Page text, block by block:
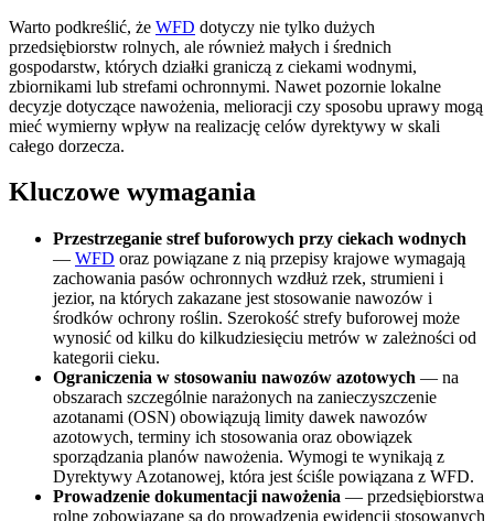
Warto podkreślić, że WFD dotyczy nie tylko dużych
przedsiębiorstw rolnych, ale również małych i średnich
gospodarstw, których działki graniczą z ciekami wodnymi,
zbiornikami lub strefami ochronnymi. Nawet pozornie lokalne
decyzje dotyczące nawożenia, melioracji czy sposobu uprawy mogą
mieć wymierny wpływ na realizację celów dyrektywy w skali
całego dorzecza.
Kluczowe wymagania
Przestrzeganie stref buforowych przy ciekach wodnych
— WFD oraz powiązane z nią przepisy krajowe wymagają
zachowania pasów ochronnych wzdłuż rzek, strumieni i
jezior, na których zakazane jest stosowanie nawozów i
środków ochrony roślin. Szerokość strefy buforowej może
wynosić od kilku do kilkudziesięciu metrów w zależności od
kategorii cieku.
Ograniczenia w stosowaniu nawozów azotowych — na
obszarach szczególnie narażonych na zanieczyszczenie
azotanami (OSN) obowiązują limity dawek nawozów
azotowych, terminy ich stosowania oraz obowiązek
sporządzania planów nawożenia. Wymogi te wynikają z
Dyrektywy Azotanowej, która jest ściśle powiązana z WFD.
Prowadzenie dokumentacji nawożenia — przedsiębiorstwa
rolne zobowiązane są do prowadzenia ewidencji stosowanych